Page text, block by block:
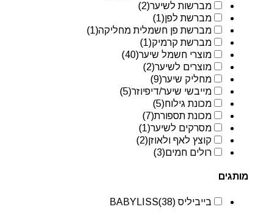
מברשות לשיער(2)
מברשת לפן(1)
מברשת פן חשמלית מחליקה(1)
מברשת קרמיק(1)
מוצרי חשמל שיער(40)
מוצרים לשיער(2)
מחליק שיער(9)
מייבשי שיער/דיפיוזר(5)
מכונת גילוח(5)
מכונת תספורת(7)
מסרקים לשיער(1)
קוצץ לאף ולאוזן(2)
רולים חמים(3)
מותגים
בייביליס BABYLISS(38)